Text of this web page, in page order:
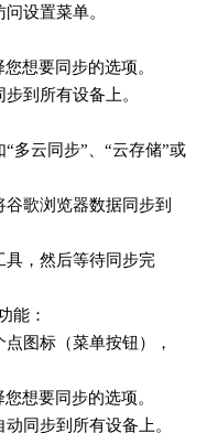
设置菜单。
想要同步的选项。
到所有设备上。
多云同步”、“云存储”或
歌浏览器数据同步到
具，然后等待同步完
能：
图标（菜单按钮），
想要同步的选项。
同步到所有设备上。